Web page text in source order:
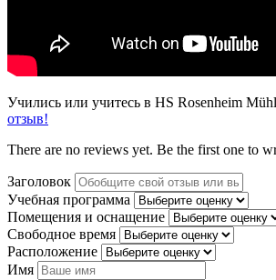
Учились или учитесь в HS Rosenheim
отзыв!
There are no reviews yet. Be the first one to
Заголовок
Учебная программа
Помещения и оснащение
Свободное время
Расположение
Имя